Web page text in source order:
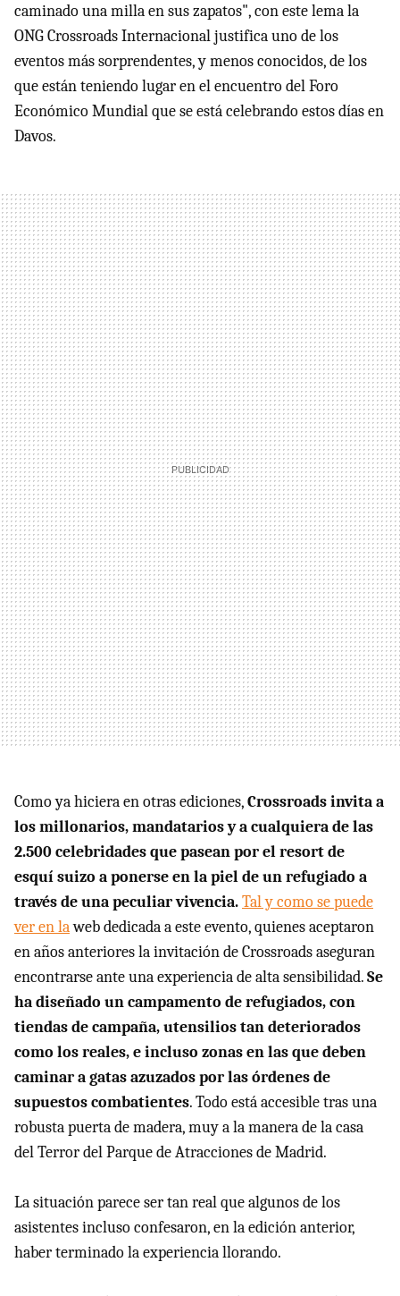
caminado una milla en sus zapatos", con este lema la
ONG Crossroads Internacional justifica uno de los
eventos más sorprendentes, y menos conocidos, de los
que están teniendo lugar en el encuentro del Foro
Económico Mundial que se está celebrando estos días en
Davos.
Como ya hiciera en otras ediciones,Crossroads invita a
los millonarios, mandatarios y a cualquiera de las
2.500 celebridades que pasean por el resort de
esquí suizo a ponerse en la piel de un refugiado a
través de una peculiar vivencia.Tal y como se puede
ver en laweb dedicada a este evento, quienes aceptaron
en años anteriores la invitación de Crossroads aseguran
encontrarse ante una experiencia de alta sensibilidad.Se
ha diseñado un campamento de refugiados, con
tiendas de campaña, utensilios tan deteriorados
como los reales, e incluso zonas en las que deben
caminar a gatas azuzados por las órdenes de
supuestos combatientes. Todo está accesible tras una
robusta puerta de madera, muy a la manera de la casa
del Terror del Parque de Atracciones de Madrid.
La situación parece ser tan real que algunos de los
asistentes incluso confesaron, en la edición anterior,
haber terminado la experiencia llorando.